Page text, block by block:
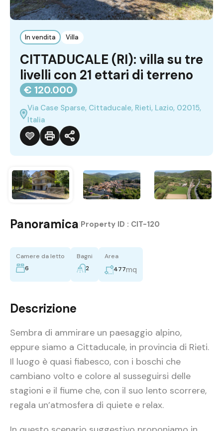
In vendita Villa
CITTADUCALE (RI): villa su tre
livelli con 21 ettari di terreno
€ 120.000
Via Case Sparse, Cittaducale, Rieti, Lazio, 02015,
Italia
Panoramica Property ID : CIT-120
Camere da letto
6
Bagni
2
Area
477mq
Descrizione
Sembra di ammirare un paesaggio alpino,
eppure siamo a Cittaducale, in provincia di Rieti.
Il luogo è quasi fiabesco, con i boschi che
cambiano volto e colore al susseguirsi delle
stagioni e il fiume che, con il suo lento scorrere,
regala un’atmosfera di quiete e relax.